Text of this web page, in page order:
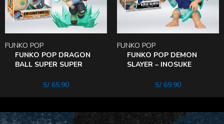
FUNKO POP DRAGON
BALL SUPER SUPER
FUNKO POP
S/65.90
FUNKO POP DEMON
SLAYER – INOSUKE
FUNKO POP
S/69.90